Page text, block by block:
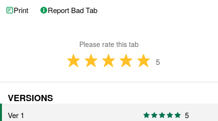
Print Report Bad Tab
Please rate this tab
5
VERSIONS
Ver 1 5